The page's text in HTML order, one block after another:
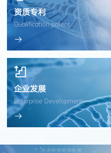
资质专利
Qualification patent

企业发展
Enterprise Development
